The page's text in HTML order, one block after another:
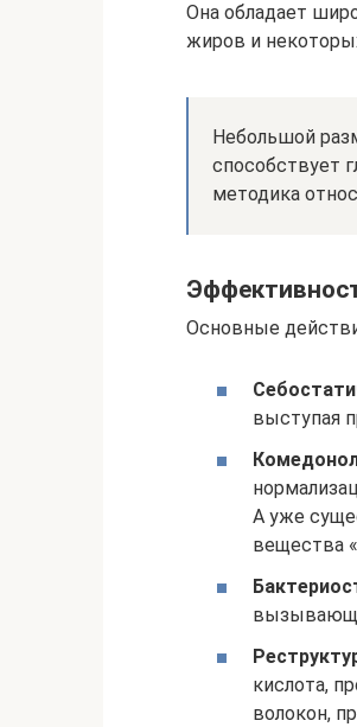
Она обладает
жиров и
Небольшой
способствует
методика
Основные
выступая
А уже
вещества
кислота,
волокон,